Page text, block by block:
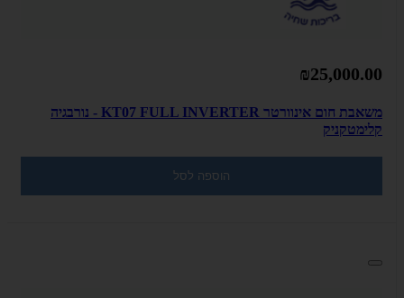
₪25,000.00
משאבת חום אינוורטר KT07 FULL INVERTER - נורבגיה
קלימטקניק
הוספה לסל